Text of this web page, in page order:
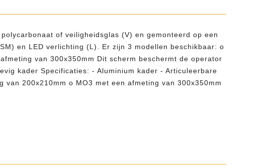
of veiligheidsglas (V) en gemonteerd op een
en LED verlichting (L). Er zijn 3 modellen beschikbaar: o
van 300x350mm Dit scherm beschermt de operator
kader Specificaties: - Aluminium kader - Articuleerbare
200x210mm o MO3 met een afmeting van 300x350mm